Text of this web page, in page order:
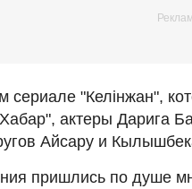
сериале "Келінжан",
актеры Дарига
Айсару и
пришлись по душе